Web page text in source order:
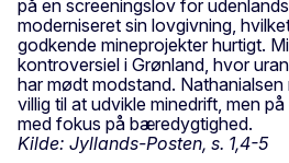
på en screeningslov for
moderniseret sin lovgivning,
godkende mineprojekter hurtigt.
kontroversiel i Grønland, hvor
har mødt modstand. Nathanialsen
villig til at udvikle minedrift, men
med fokus på bæredygtighed.
Kilde: Jyllands-Posten, s. 1,4-5